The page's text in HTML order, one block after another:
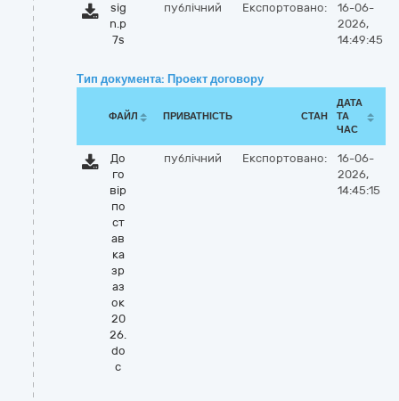
sig
n.p
7s
публічний Експортовано:
16-06-
2026,
14:49:45
Тип документа: Проект договору
ФАЙЛ ПРИВАТНІСТЬ СТАН
ДАТА
ТА
ЧАС
До
го
вір
по
ст
ав
ка
зр
аз
ок
20
26.
do
c
публічний Експортовано:
16-06-
2026,
14:45:15